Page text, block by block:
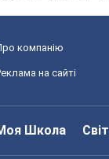
компанію
на сайті
Школа Світ